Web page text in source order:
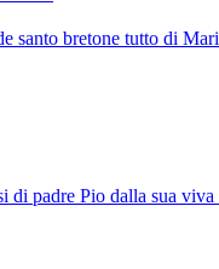
santo bretone tutto di
di padre Pio dalla sua viva